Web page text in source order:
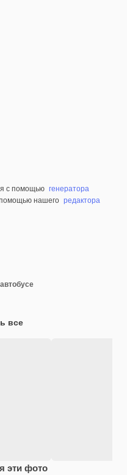
с помощью генератора
нашего редактора
все
эти фото